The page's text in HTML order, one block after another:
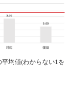
平均値(わからない1を